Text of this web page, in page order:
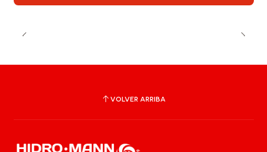
VOLVER ARRIBA